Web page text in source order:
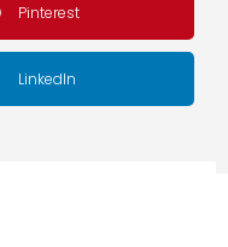
Pinterest
LinkedIn